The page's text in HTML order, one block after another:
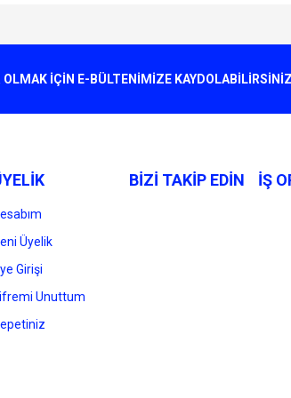
İÇİN E-BÜLTENİMİZE
Üyelik
Girişi
Unuttum
BİZİ TAKİP EDİN İŞ